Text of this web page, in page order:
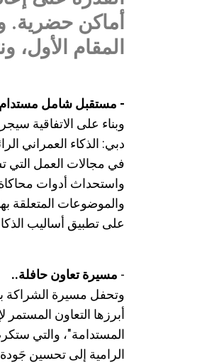
أماكن حضرية.
المقام الأول،
- مستقبل شامل
وبناء على الاتفاقية
دبي: الذكاء العمراني
في مجالات العمل التي
واستحداث أدوات
والموضوعات المتعلقة
على تطبيق أساليب
- مسيرة تعاون حافلة..
وتحفل مسيرة الشراكة
المستدامة"، والتي
الرامية إلى تحسين جَودة